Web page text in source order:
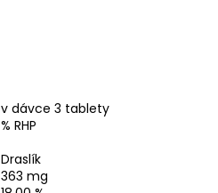
v dávce 3 tablety
% RHP
Draslík
363 mg